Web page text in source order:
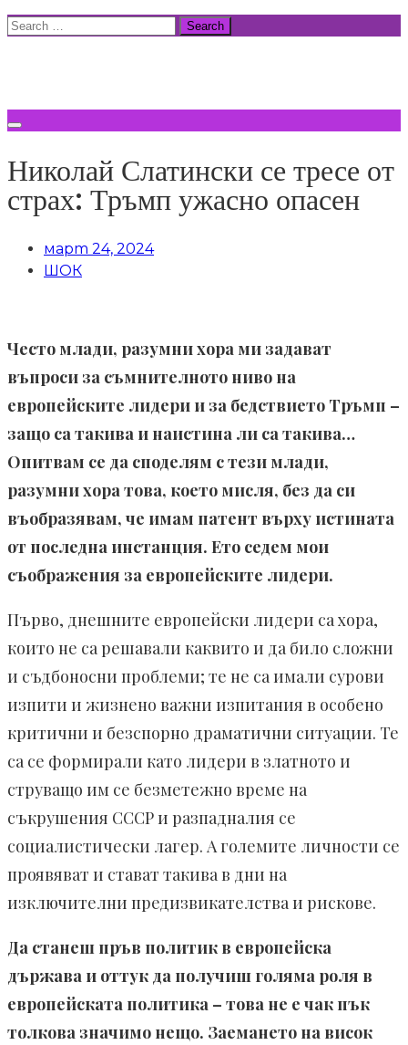
Skip
Search
Николай Слатински се тресе от
страх: Тръмп ужасно опасен
март 24, 2024
ШОК
Често млади, разумни хора ми задават
въпроси за съмнителното ниво на
европейските лидери и за бедствието Тръмп –
защо са такива и наистина ли са такива…
Опитвам се да споделям с тези млади,
разумни хора това, което мисля, без да си
въобразявам, че имам патент върху истината
от последна инстанция. Ето седем мои
съображения за европейските лидери.
Първо, днешните европейски лидери са хора,
които не са решавали каквито и да било сложни
и съдбоносни проблеми; те не са имали сурови
изпити и жизнено важни изпитания в особено
критични и безспорно драматични ситуации. Те
са се формирали като лидери в златното и
струващо им се безметежно време на
съкрушения СССР и разпадналия се
социалистически лагер. А големите личности се
проявяват и стават такива в дни на
изключителни предизвикателства и рискове.
Да станеш пръв политик в европейска
държава и оттук да получиш голяма роля в
европейската политика – това не е чак пък
толкова значимо нещо. Заемането на висок